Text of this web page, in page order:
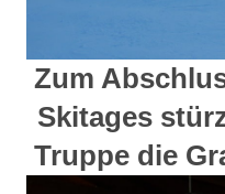
Zum
Skitages
Truppe die